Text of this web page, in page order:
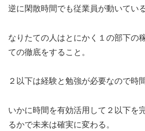
逆に閑散時間でも従業員が動いてい
なりたての人はとにかく１の部下の
ての徹底をすること。
２以下は経験と勉強が必要なので時
いかに時間を有効活用して２以下を
るかで未来は確実に変わる。